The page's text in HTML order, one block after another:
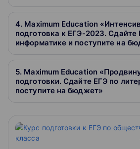
4. Maximum Education
подготовка к ЕГЭ-2023. Сдайте
информатике и поступите на
5. Maximum Education
подготовки. Сдайте ЕГЭ по
поступите на бюджет»